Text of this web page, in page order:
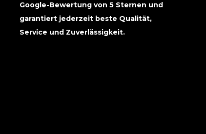
Google-Bewertung von 5 Sternen und
garantiert jederzeit beste Qualität,
Service und Zuverlässigkeit.